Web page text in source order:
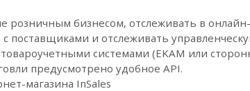
розничным бизнесом, отслеживать в
поставщиками и отслеживать
системами (EKAM или
предусмотрено удобное API.
магазина InSales